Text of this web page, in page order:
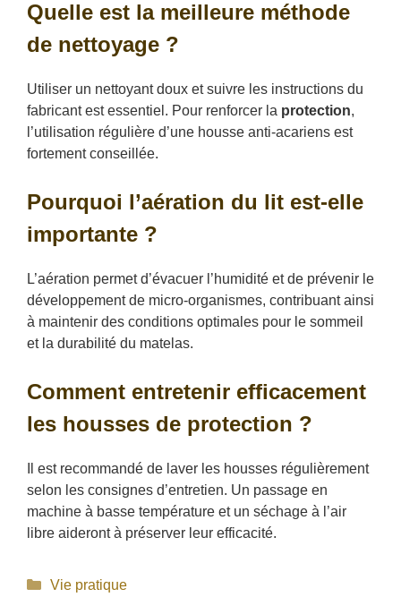
Quelle est la meilleure méthode
de nettoyage ?
Utiliser un nettoyant doux et suivre les instructions du
fabricant est essentiel. Pour renforcer la protection,
l’utilisation régulière d’une housse anti-acariens est
fortement conseillée.
Pourquoi l’aération du lit est-elle
importante ?
L’aération permet d’évacuer l’humidité et de prévenir le
développement de micro-organismes, contribuant ainsi
à maintenir des conditions optimales pour le sommeil
et la durabilité du matelas.
Comment entretenir efficacement
les housses de protection ?
Il est recommandé de laver les housses régulièrement
selon les consignes d’entretien. Un passage en
machine à basse température et un séchage à l’air
libre aideront à préserver leur efficacité.
Catégories
Vie pratique